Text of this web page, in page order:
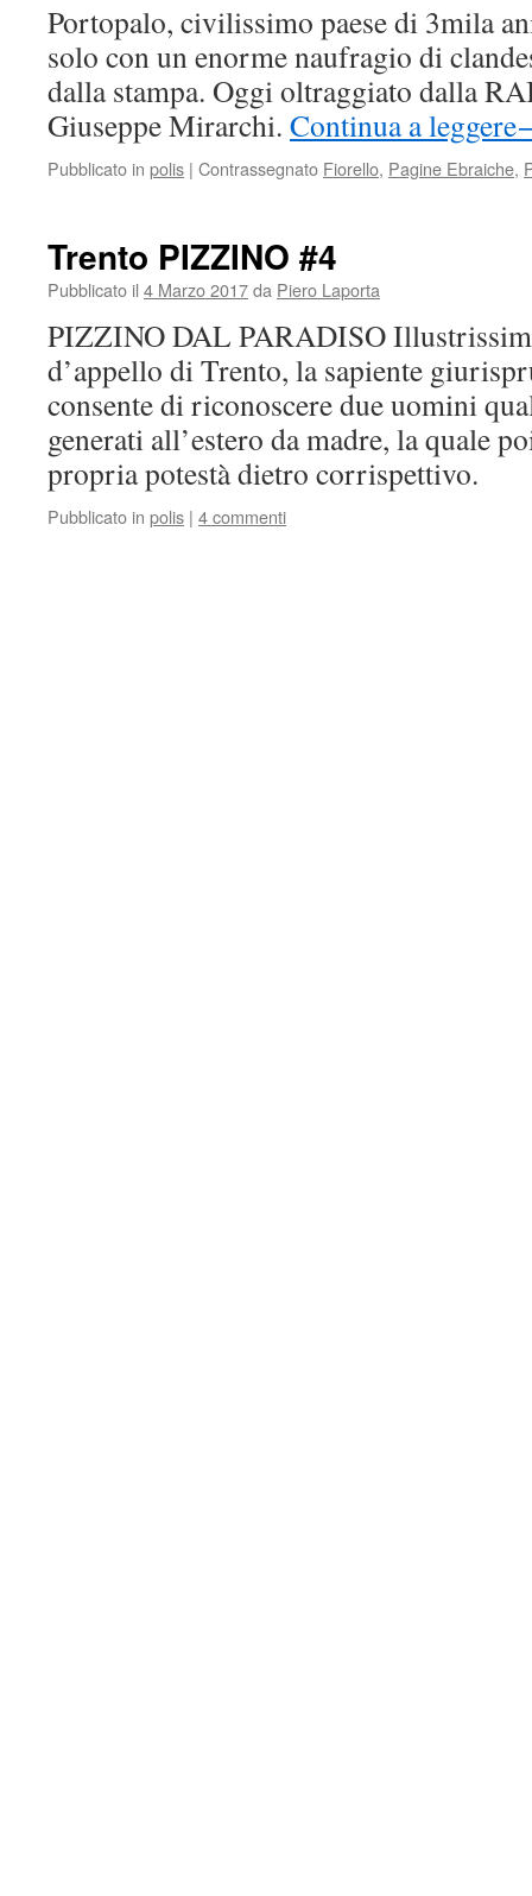
Portopalo, civilissimo paese di 3mila
solo con un enorme naufragio di
dalla stampa. Oggi oltraggiato dalla
Giuseppe Mirarchi. Continua a leggere
Pubblicato in polis | Contrassegnato Fiorello, Pagine Ebraiche,
Trento PIZZINO #4
Pubblicato il 4 Marzo 2017da Piero Laporta
PIZZINO DAL PARADISO
d’appello di Trento, la sapiente
consente di riconoscere due uomini
generati all’estero da madre, la quale
propria potestà dietro corrispettivo.
Pubblicato in polis | 4 commenti